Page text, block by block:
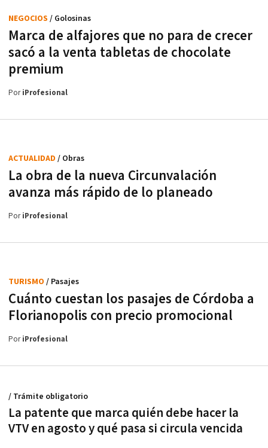
Marca de alfajores que no para de crecer
sacó a la venta tabletas de chocolate
premium
NEGOCIOS / Golosinas
PoriProfesional
La obra de la nueva Circunvalación
avanza más rápido de lo planeado
ACTUALIDAD / Obras
PoriProfesional
Cuánto cuestan los pasajes de Córdoba a
Florianopolis con precio promocional
TURISMO / Pasajes
PoriProfesional
La patente que marca quién debe hacer la
VTV en agosto y qué pasa si circula vencida
/ Trámite obligatorio